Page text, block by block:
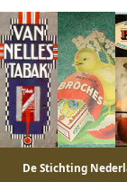
De Stichting